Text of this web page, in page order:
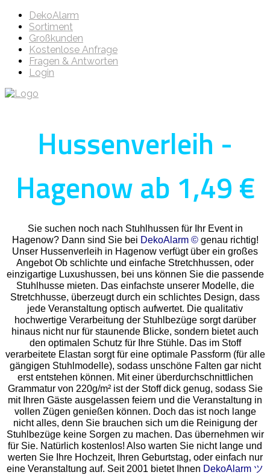
DekoAlarm
Sortiment
Großkunden
Kostenlose Anfrage
Fragen & Antworten
Login
Hussenverleih -
Hagenow ab 1,49 €
Sie suchen noch nach Stuhlhussen für Ihr Event in
Hagenow? Dann sind Sie bei DekoAlarm ©genau richtig!
Unser Hussenverleih in Hagenow verfügt über ein großes
Angebot Ob schlichte und einfache Stretchhussen, oder
einzigartige Luxushussen, bei uns können Sie die passende
Stuhlhusse mieten. Das einfachste unserer Modelle, die
Stretchhusse, überzeugt durch ein schlichtes Design, dass
jede Veranstaltung optisch aufwertet. Die qualitativ
hochwertige Verarbeitung der Stuhlbezüge sorgt darüber
hinaus nicht nur für staunende Blicke, sondern bietet auch
den optimalen Schutz für Ihre Stühle. Das im Stoff
verarbeitete Elastan sorgt für eine optimale Passform (für alle
gängigen Stuhlmodelle), sodass unschöne Falten gar nicht
erst entstehen können. Mit einer überdurchschnittlichen
Grammatur von 220g/m² ist der Stoff dick genug, sodass Sie
mit Ihren Gäste ausgelassen feiern und die Veranstaltung in
vollen Zügen genießen können. Doch das ist noch lange
nicht alles, denn Sie brauchen sich um die Reinigung der
Stuhlbezüge keine Sorgen zu machen. Das übernehmen wir
für Sie. Natürlich kostenlos! Also warten Sie nicht lange und
werten Sie Ihre Hochzeit, Ihren Geburtstag, oder einfach nur
eine Veranstaltung auf. Seit 2001 bietet Ihnen DekoAlarm ツ